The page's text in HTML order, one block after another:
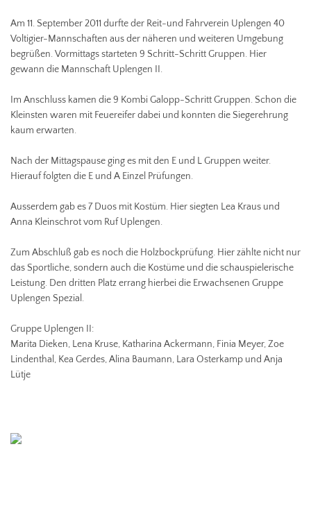
Am 11. September 2011 durfte der Reit-und Fahrverein Uplengen 40
Voltigier-Mannschaften aus der näheren und weiteren Umgebung
begrüßen. Vormittags starteten 9 Schritt-Schritt Gruppen. Hier
gewann die Mannschaft Uplengen II.
Im Anschluss kamen die 9 Kombi Galopp-Schritt Gruppen. Schon die
Kleinsten waren mit Feuereifer dabei und konnten die Siegerehrung
kaum erwarten.
Nach der Mittagspause ging es mit den E und L Gruppen weiter.
Hierauf folgten die E und A Einzel Prüfungen.
Ausserdem gab es 7 Duos mit Kostüm. Hier siegten Lea Kraus und
Anna Kleinschrot vom Ruf Uplengen.
Zum Abschluß gab es noch die Holzbockprüfung. Hier zählte nicht nur
das Sportliche, sondern auch die Kostüme und die schauspielerische
Leistung. Den dritten Platz errang hierbei die Erwachsenen Gruppe
Uplengen Spezial.
Gruppe Uplengen II:
Marita Dieken, Lena Kruse, Katharina Ackermann, Finia Meyer, Zoe
Lindenthal, Kea Gerdes, Alina Baumann, Lara Osterkamp und Anja
Lütje